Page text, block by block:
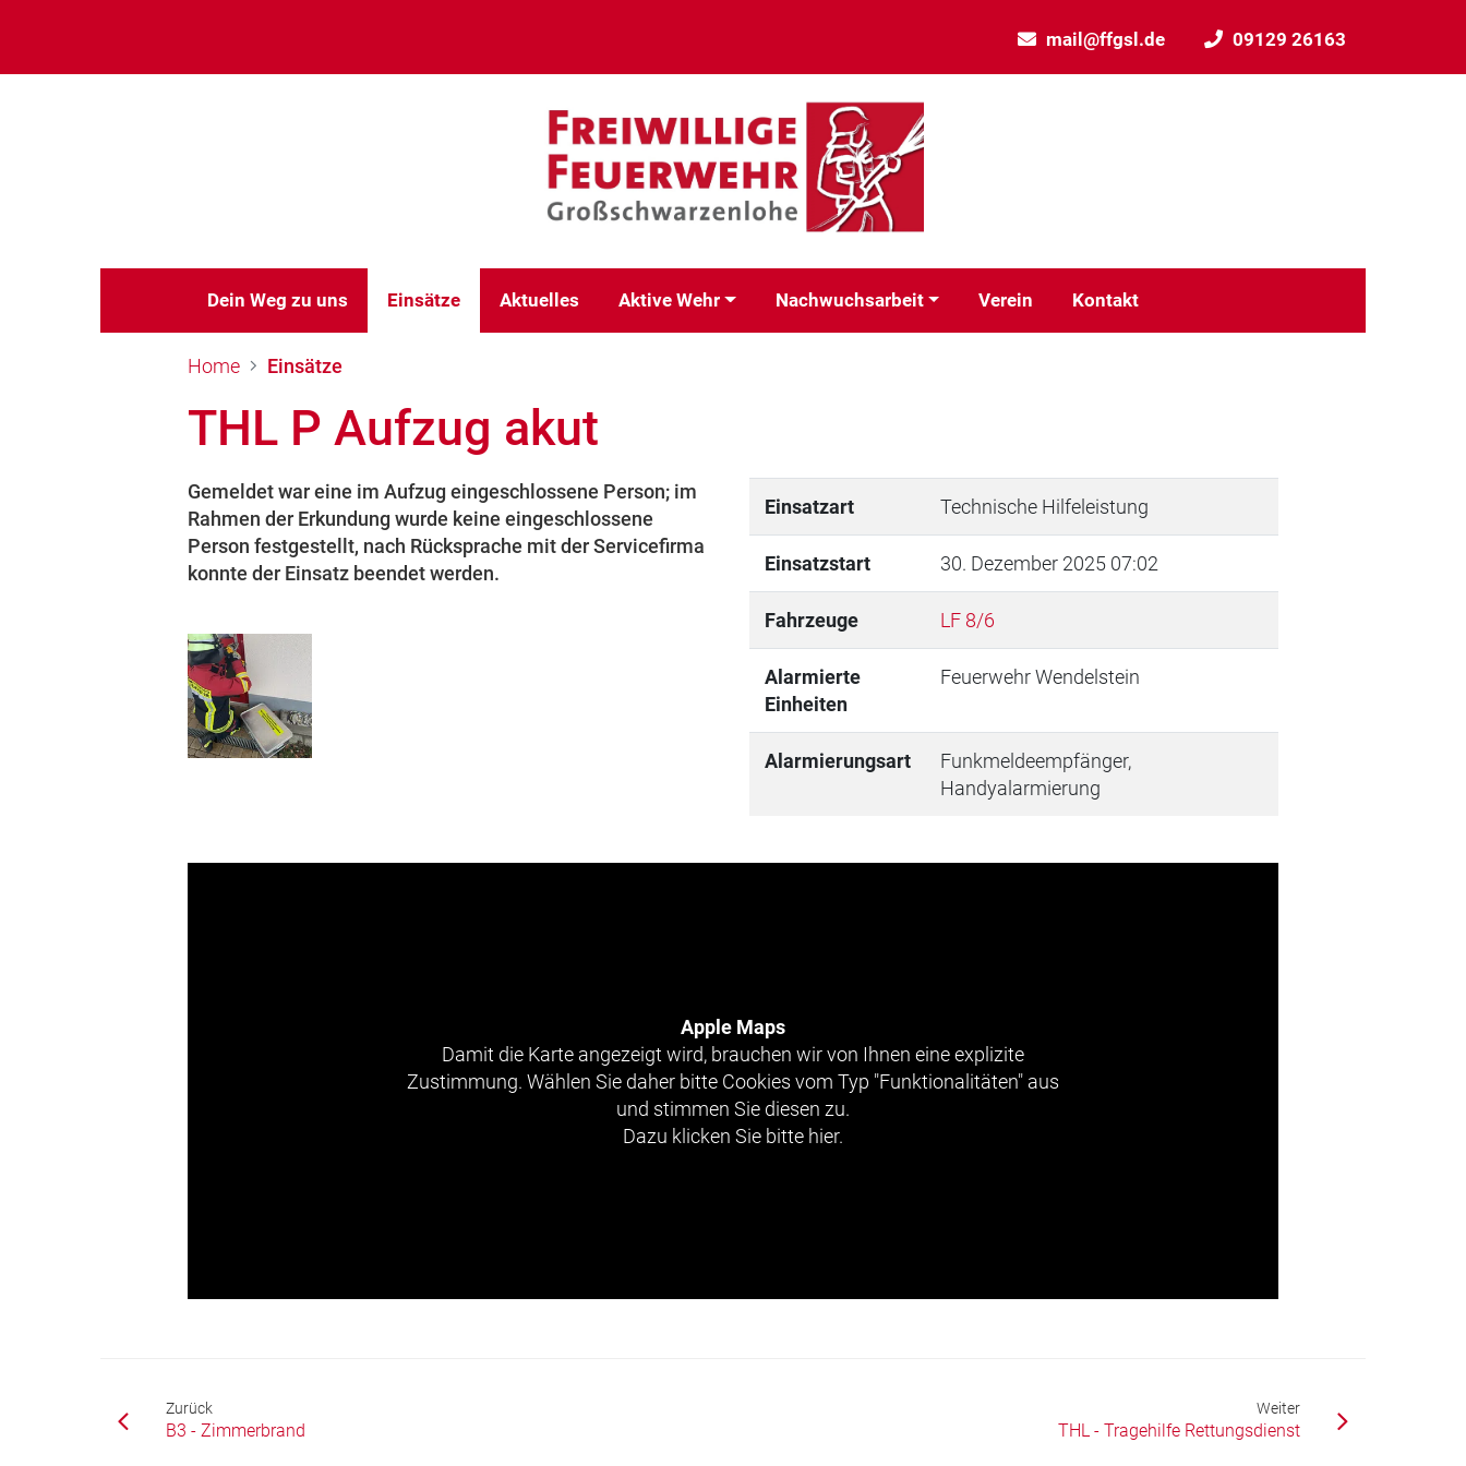
mail@ffgsl.de 09129 26163
Dein Weg zu uns Einsätze Aktuelles Aktive Wehr Nachwuchsarbeit Verein Kontakt
Home Einsätze
THL P Aufzug akut
Gemeldet war eine im Aufzug eingeschlossene Person; im
Rahmen der Erkundung wurde keine eingeschlossene
Person festgestellt, nach Rücksprache mit der Servicefirma
konnte der Einsatz beendet werden.
Einsatzart Technische Hilfeleistung
Einsatzstart 30. Dezember 2025 07:02
Fahrzeuge LF 8/6
Alarmierte
Einheiten
Feuerwehr Wendelstein
Alarmierungsart
Funkmeldeempfänger,
Handyalarmierung
Apple Maps
Damit die Karte angezeigt wird, brauchen wir von Ihnen eine explizite
Zustimmung. Wählen Sie daher bitte Cookies vom Typ "Funktionalitäten" aus
und stimmen Sie diesen zu.
Dazu klicken Sie bitte hier.
Zurück
B3 - Zimmerbrand
Weiter
THL - Tragehilfe Rettungsdienst